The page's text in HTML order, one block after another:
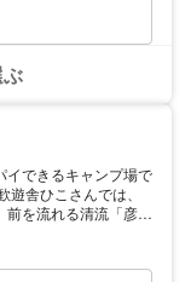
イできるキャンプ場で
舎ひこさんでは、
前を流れる清流「彦山
もたくさんあります！